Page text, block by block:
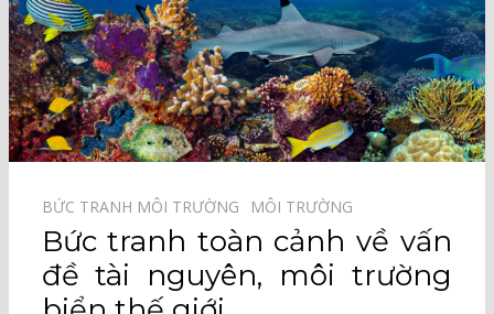
BỨC TRANH MÔI TRƯỜNG⠀ MÔI TRƯỜNG⠀
Bức tranh toàn cảnh về vấn
đề tài nguyên, môi trường